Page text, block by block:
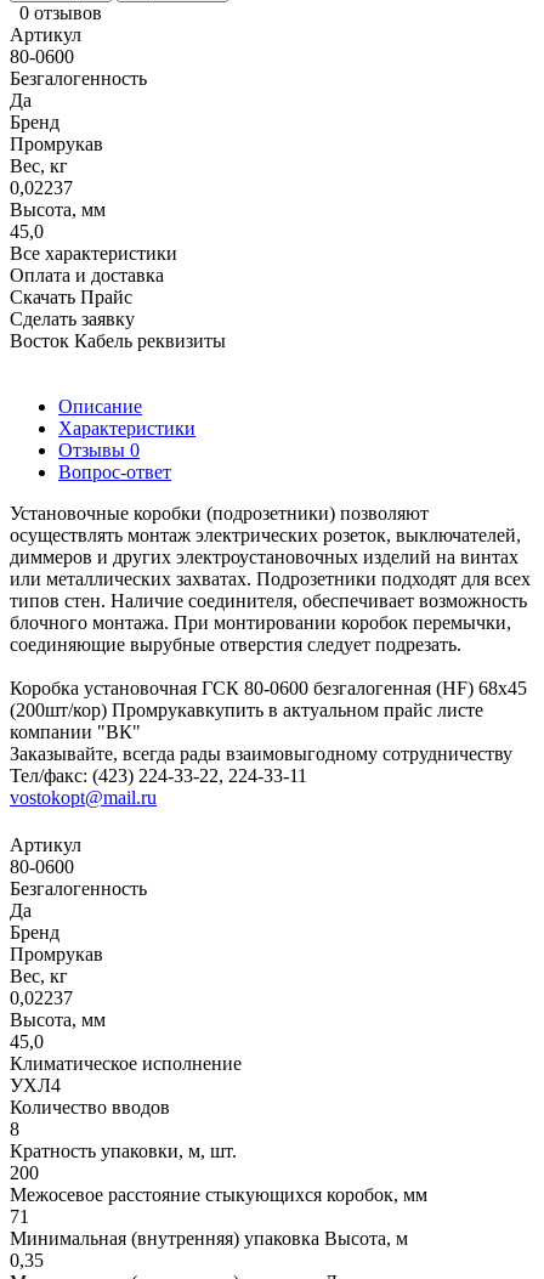
0 отзывов
Артикул
80-0600
Безгалогенность
Да
Бренд
Промрукав
Вес, кг
0,02237
Высота, мм
45,0
Все характеристики
Оплата и доставка
Скачать Прайс
Сделать заявку
Восток Кабель реквизиты
Описание
Характеристики
Отзывы 0
Вопрос-ответ
Установочные коробки (подрозетники) позволяют
осуществлять монтаж электрических розеток, выключателей,
диммеров и других электроустановочных изделий на винтах
или металлических захватах. Подрозетники подходят для всех
типов стен. Наличие соединителя, обеспечивает возможность
блочного монтажа. При монтировании коробок перемычки,
соединяющие вырубные отверстия следует подрезать.
Коробка установочная ГСК 80-0600 безгалогенная (HF) 68х45
(200шт/кор) Промрукавкупить в актуальном прайс листе
компании "ВК"
Заказывайте, всегда рады взаимовыгодному сотрудничеству
Тел/факс: (423) 224-33-22, 224-33-11
vostokopt@mail.ru
Артикул
80-0600
Безгалогенность
Да
Бренд
Промрукав
Вес, кг
0,02237
Высота, мм
45,0
Климатическое исполнение
УХЛ4
Количество вводов
8
Кратность упаковки, м, шт.
200
Межосевое расстояние стыкующихся коробок, мм
71
Минимальная (внутренняя) упаковка Высота, м
0,35